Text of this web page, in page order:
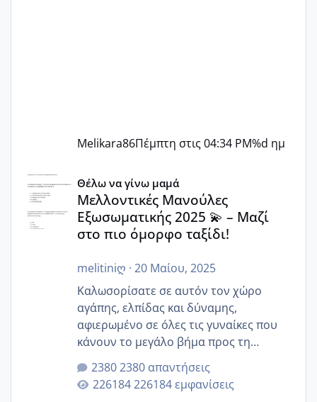
Melikara86Πέμπτη στις 04:34 PM%d ημ
Μελλοντικές Μανούλες Εξωσωματικής 2025 💫 – Μαζί
Θέλω να γίνω μαμά
Μελλοντικές Μανούλες
Εξωσωματικής 2025 💫 – Μαζί
στο πιο όμορφο ταξίδι!
melitiniღ · 20 Μαίου, 2025
Καλωσορίσατε σε αυτόν τον χώρο
αγάπης, ελπίδας και δύναμης,
αφιερωμένο σε όλες τις γυναίκες που
κάνουν το μεγάλο βήμα προς τη
μητρότητα μέσω εξωσωματικής το 2025.
Εδώ θα μοιραστούμε αγωνίες, χαρές,
εμπειρίες και κάθε μικρή ή μεγάλη
2380 απαντήσεις
226184 εμφανίσεις